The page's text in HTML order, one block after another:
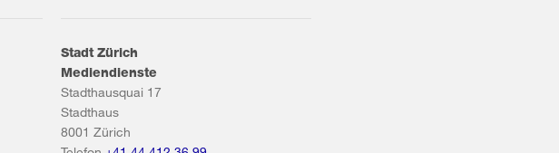
Stadt Zürich
Mediendienste
Stadthausquai 17
Stadthaus
8001 Zürich